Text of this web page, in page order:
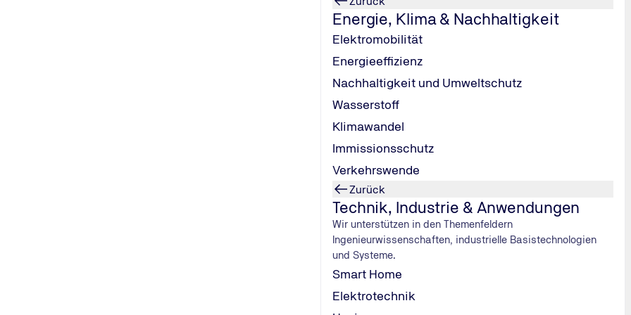
Energie, Klima & Nachhaltigkeit
Elektromobilität
Energieeffizienz
Nachhaltigkeit und Umweltschutz
Wasserstoff
Klimawandel
Immissionsschutz
Verkehrswende
Zurück
Technik, Industrie & Anwendungen
Wir unterstützen in den Themenfeldern
Ingenieurwissenschaften, industrielle Basistechnologien
und Systeme.
Smart Home
Elektrotechnik
Es erwarten Sie spannende Diskussionen über aktuelle
und Zertifizierungen prägen. Nutzen Sie die Gelegenheit,
Mehr zur Veranstaltung
Beratertag Medizinprodukte 2026
15. Oktober 2026 - Veranstaltung | Essen | Medizinprodukte